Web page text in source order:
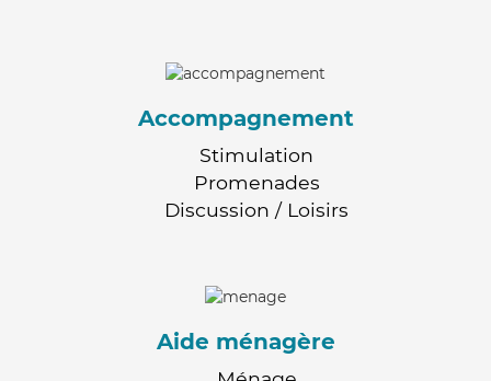
Accompagnement
Stimulation
Promenades
Discussion / Loisirs
Aide ménagère